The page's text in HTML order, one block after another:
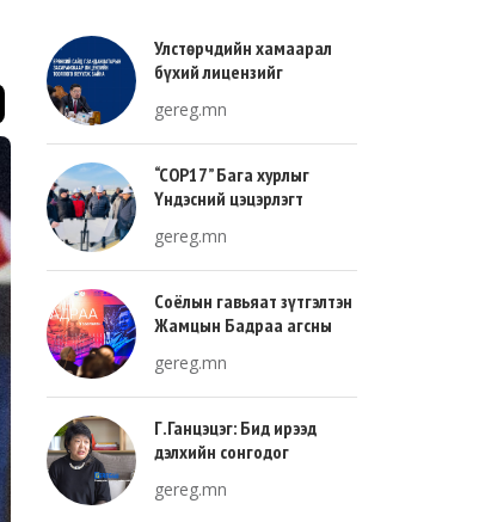
Улстөрчдийн хамаарал
бүхий лицензийг
gereg.mn
“COP17” Бага хурлыг
Үндэсний цэцэрлэгт
зохион байгуулна
gereg.mn
Соёлын гавьяат зүтгэлтэн
Жамцын Бадраа агсны
тохиож байна
gereg.mn
Г.Ганцэцэг: Бид ирээд
дэлхийн сонгодог
хөгжлийн тухай л ярьсан
gereg.mn